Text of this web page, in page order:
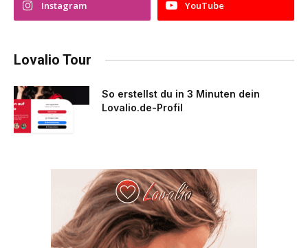
Instagram YouTube
Lovalio Tour
So erstellst du in 3 Minuten dein
Lovalio.de-Profil